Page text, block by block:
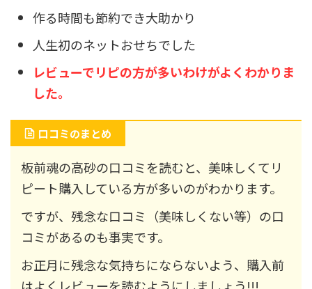
作る時間も節約でき大助かり
人生初のネットおせちでした
レビューでリピの方が多いわけがよくわかりま
した。
口コミのまとめ
板前魂の高砂の口コミを読むと、美味しくてリ
ピート購入している方が多いのがわかります。
ですが、残念な口コミ（美味しくない等）の口
コミがあるのも事実です。
お正月に残念な気持ちにならないよう、購入前